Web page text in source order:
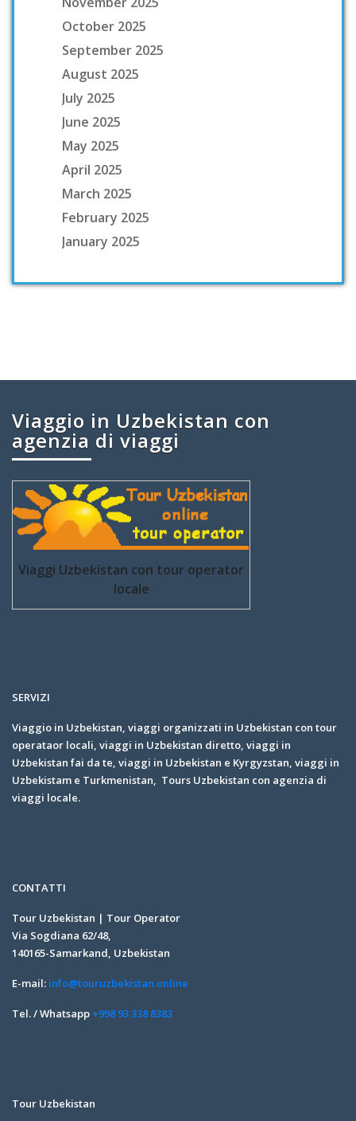
October 2025
September 2025
August 2025
July 2025
June 2025
May 2025
April 2025
March 2025
February 2025
January 2025
Viaggio in Uzbekistan con
agenzia di viaggi
Viaggi Uzbekistan con tour operator
locale
SERVIZI
Viaggio in Uzbekistan, viaggi organizzati in Uzbekistan con tour
operataor locali, viaggi in Uzbekistan diretto, viaggi in
Uzbekistan fai da te, viaggi in Uzbekistan e Kyrgyzstan, viaggi in
Uzbekistam e Turkmenistan, Tours Uzbekistan con agenzia di
viaggi locale.
CONTATTI
Tour Uzbekistan | Tour Operator
Via Sogdiana 62/48,
140165-Samarkand, Uzbekistan
E-mail: info@touruzbekistan.online
Tel. / Whatsapp +998 93 338 8383
Tour Uzbekistan